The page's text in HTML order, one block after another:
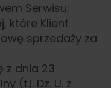
Serwisu;
które Klient
sprzedaży za
z dnia 23
(t.j. Dz. U. z